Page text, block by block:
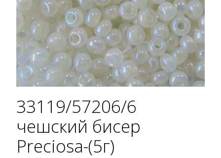
33119/57206/6
чешский бисер
Preciosa-(5г)